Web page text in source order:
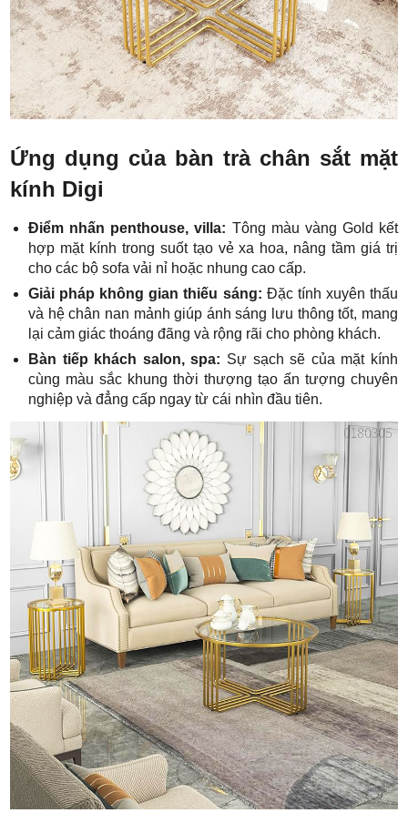
Ứng dụng của bàn trà chân sắt mặt
kính Digi
Điểm nhấn penthouse, villa: Tông màu vàng Gold kết
hợp mặt kính trong suốt tạo vẻ xa hoa, nâng tầm giá trị
cho các bộ sofa vải nỉ hoặc nhung cao cấp.
Giải pháp không gian thiếu sáng: Đặc tính xuyên thấu
và hệ chân nan mảnh giúp ánh sáng lưu thông tốt, mang
lại cảm giác thoáng đãng và rộng rãi cho phòng khách.
Bàn tiếp khách salon, spa: Sự sạch sẽ của mặt kính
cùng màu sắc khung thời thượng tạo ấn tượng chuyên
nghiệp và đẳng cấp ngay từ cái nhìn đầu tiên.